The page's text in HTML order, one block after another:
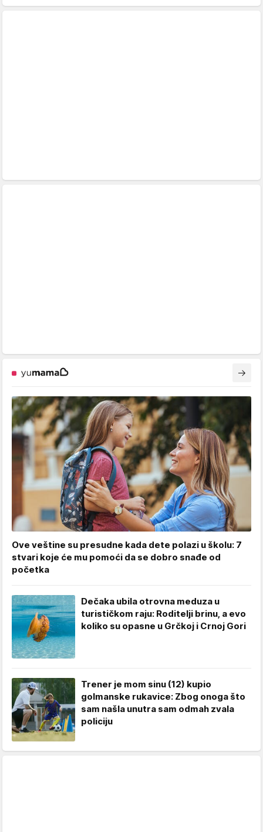
Ove veštine su presudne kada dete polazi u školu: 7
stvari koje će mu pomoći da se dobro snađe od
početka
Dečaka ubila otrovna meduza u
turističkom raju: Roditelji brinu, a evo
koliko su opasne u Grčkoj i Crnoj Gori
Trener je mom sinu (12) kupio
golmanske rukavice: Zbog onoga što
sam našla unutra sam odmah zvala
policiju